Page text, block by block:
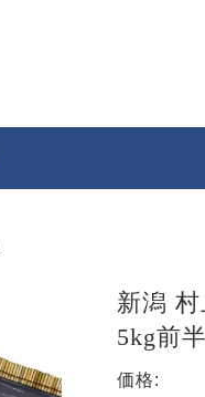
新潟
5kg前半
価格: